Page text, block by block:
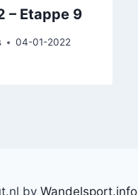
– Etappe 9
04-01-2022
by Wandelsport.info